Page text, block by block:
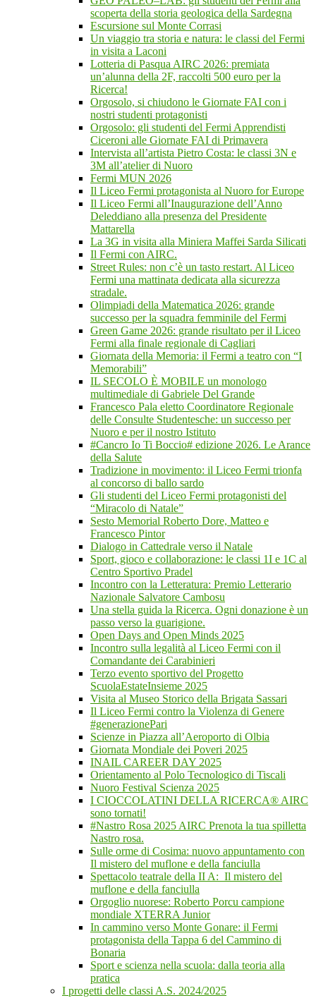
scoperta della storia geologica della Sardegna
Escursione sul Monte Corrasi
Un viaggio tra storia e natura: le classi del Fermi
in visita a Laconi
Lotteria di Pasqua AIRC 2026: premiata
un’alunna della 2F, raccolti 500 euro per la
Ricerca!
Orgosolo, si chiudono le Giornate FAI con i
nostri studenti protagonisti
Orgosolo: gli studenti del Fermi Apprendisti
Ciceroni alle Giornate FAI di Primavera
Intervista all’artista Pietro Costa: le classi 3N e
3M all’atelier di Nuoro
Fermi MUN 2026
Il Liceo Fermi protagonista al Nuoro for Europe
Il Liceo Fermi all’Inaugurazione dell’Anno
Deleddiano alla presenza del Presidente
Mattarella
La 3G in visita alla Miniera Maffei Sarda Silicati
Il Fermi con AIRC.
Street Rules: non c’è un tasto restart. Al Liceo
Fermi una mattinata dedicata alla sicurezza
stradale.
Olimpiadi della Matematica 2026: grande
successo per la squadra femminile del Fermi
Green Game 2026: grande risultato per il Liceo
Fermi alla finale regionale di Cagliari
Giornata della Memoria: il Fermi a teatro con “I
Memorabili”
IL SECOLO È MOBILE un monologo
multimediale di Gabriele Del Grande
Francesco Pala eletto Coordinatore Regionale
delle Consulte Studentesche: un successo per
Nuoro e per il nostro Istituto
#Cancro Io Ti Boccio# edizione 2026. Le Arance
della Salute
Tradizione in movimento: il Liceo Fermi trionfa
al concorso di ballo sardo
Gli studenti del Liceo Fermi protagonisti del
“Miracolo di Natale”
Sesto Memorial Roberto Dore, Matteo e
Francesco Pintor
Dialogo in Cattedrale verso il Natale
Sport, gioco e collaborazione: le classi 1I e 1C al
Centro Sportivo Pradel
Incontro con la Letteratura: Premio Letterario
Nazionale Salvatore Cambosu
Una stella guida la Ricerca. Ogni donazione è un
passo verso la guarigione.
Open Days and Open Minds 2025
Incontro sulla legalità al Liceo Fermi con il
Comandante dei Carabinieri
Terzo evento sportivo del Progetto
ScuolaEstateInsieme 2025
Visita al Museo Storico della Brigata Sassari
Il Liceo Fermi contro la Violenza di Genere
#generazionePari
Scienze in Piazza all’Aeroporto di Olbia
Giornata Mondiale dei Poveri 2025
INAIL CAREER DAY 2025
Orientamento al Polo Tecnologico di Tiscali
Nuoro Festival Scienza 2025
I CIOCCOLATINI DELLA RICERCA® AIRC
sono tornati!
#Nastro Rosa 2025 AIRC Prenota la tua spilletta
Nastro rosa.
Sulle orme di Cosima: nuovo appuntamento con
Il mistero del muflone e della fanciulla
Spettacolo teatrale della II A: Il mistero del
muflone e della fanciulla
Orgoglio nuorese: Roberto Porcu campione
mondiale XTERRA Junior
In cammino verso Monte Gonare: il Fermi
protagonista della Tappa 6 del Cammino di
Bonaria
Sport e scienza nella scuola: dalla teoria alla
pratica
I progetti delle classi A.S. 2024/2025